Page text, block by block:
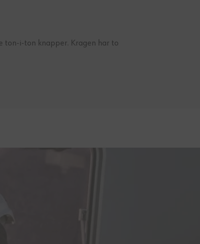
ton-i-ton knapper. Kragen har to